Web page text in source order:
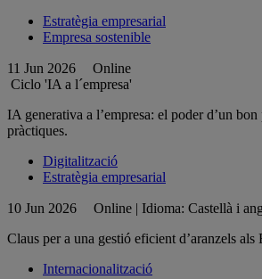
Estratègia empresarial
Empresa sostenible
11 Jun 2026
Online
Ciclo 'IA a l´empresa'
IA generativa a l’empresa: el poder d’un
pràctiques.
Digitalització
Estratègia empresarial
10 Jun 2026
Online | Idioma: Castellà i
Claus per a una gestió eficient d’aranzels als
Internacionalització